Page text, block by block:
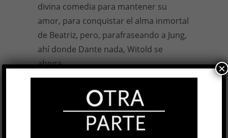
divina comedia para mantener su
amor, para conquistar el alma inmortal
de Beatriz, pero, parafraseando a Jung,
ahí donde Dante nada, Witold se
ahoga.
novela, el polaco le dice a Beatriz que
ella le da paz, que es su símbolo de paz,
y Beatriz lo ve como algo absurdo
×